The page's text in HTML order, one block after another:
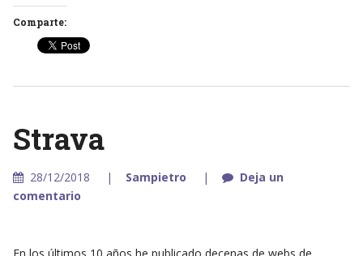
Comparte:
Strava
28/12/2018 Sampietro
Deja un
comentario
En los últimos 10 años he publicado decenas de webs de